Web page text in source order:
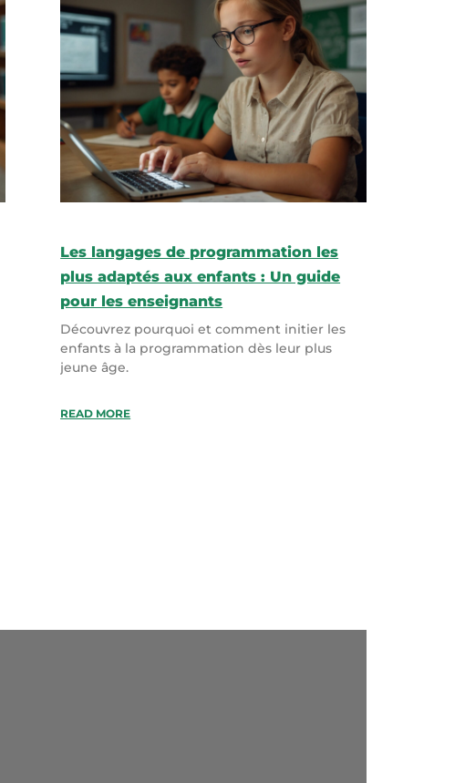
Les langages de programmation les
plus adaptés aux enfants : Un guide
pour les enseignants
Découvrez pourquoi et comment initier les
enfants à la programmation dès leur plus
jeune âge.
READ MORE